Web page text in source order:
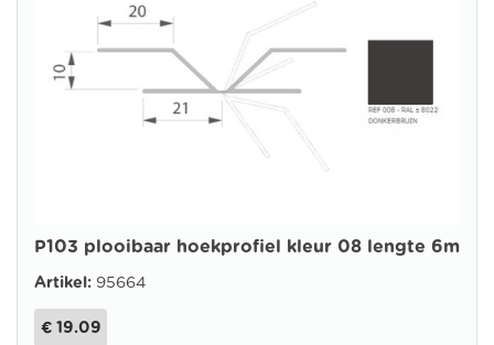
P103 plooibaar hoekprofiel kleur 08 lengte 6m
Artikel: 95664
€ 19.09